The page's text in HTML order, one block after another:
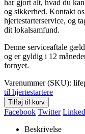
har gjort alt, hvad du
og sikkerhed. Kontakt
hjertestarterservice, og
dit lokalsamfund.
Denne serviceaftale
og er gyldig i 12
fornyet.
Varenummer (SKU):
til hjertestartere
Tilføj til kurv
Facebook Twitter
Beskrivelse